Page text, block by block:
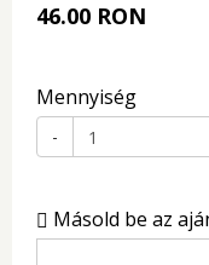
46.00 RON
Mennyiség
-
Másold be az